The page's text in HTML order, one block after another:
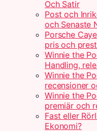
Och Satir
Post och
och Senaste
Porsche
pris och
Winnie the
Handling,
Winnie the
recensioner
Winnie the
premiär och
Fast eller
Ekonomi?